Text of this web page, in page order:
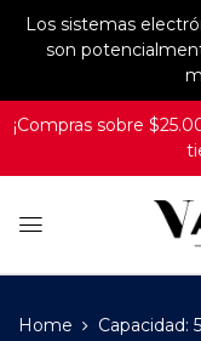
Los sistemas
son
¡Compras sobre
Home Capacidad: